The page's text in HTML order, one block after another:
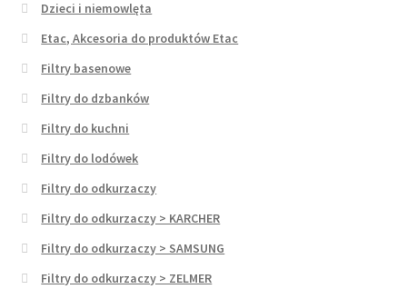
Dzieci i niemowlęta
Etac, Akcesoria do produktów Etac
Filtry basenowe
Filtry do dzbanków
Filtry do kuchni
Filtry do lodówek
Filtry do odkurzaczy
Filtry do odkurzaczy > KARCHER
Filtry do odkurzaczy > SAMSUNG
Filtry do odkurzaczy > ZELMER